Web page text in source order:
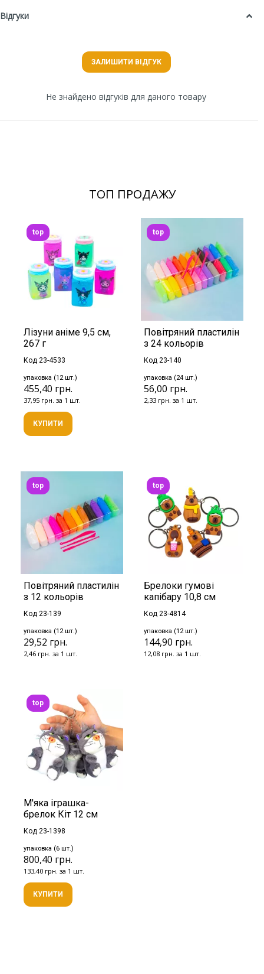
Відгуки
ЗАЛИШИТИ ВІДГУК
Не знайдено відгуків для даного товару
ТОП ПРОДАЖУ
Лізуни аніме 9,5 см,
267 г
Код 23-4533
упаковка (12 шт.)
455,40 грн.
37,95 грн. за 1 шт.
top
КУПИТИ
Повітряний пластилін
з 24 кольорів
Код 23-140
упаковка (24 шт.)
56,00 грн.
2,33 грн. за 1 шт.
top
Повітряний пластилін
з 12 кольорів
Код 23-139
упаковка (12 шт.)
29,52 грн.
2,46 грн. за 1 шт.
top
Брелоки гумові
капібару 10,8 см
Код 23-4814
упаковка (12 шт.)
144,90 грн.
12,08 грн. за 1 шт.
top
М'яка іграшка-
брелок Кіт 12 см
Код 23-1398
упаковка (6 шт.)
800,40 грн.
133,40 грн. за 1 шт.
top
КУПИТИ